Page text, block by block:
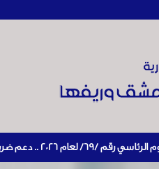
وإعادة تنشيط الإنتاج